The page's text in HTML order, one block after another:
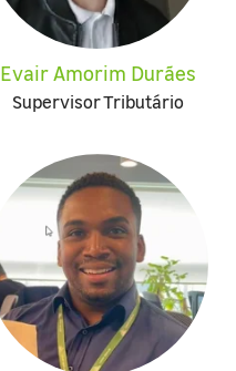
Evair Amorim Durães
Supervisor Tributário